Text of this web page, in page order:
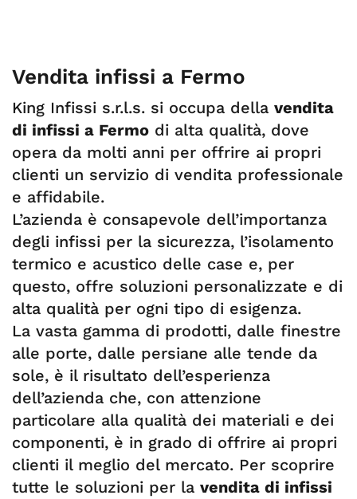
Vendita infissi a Fermo
King Infissi s.r.l.s. si occupa della vendita
di infissi a Fermo di alta qualità, dove
opera da molti anni per offrire ai propri
clienti un servizio di vendita professionale
e affidabile.
L’azienda è consapevole dell’importanza
degli infissi per la sicurezza, l’isolamento
termico e acustico delle case e, per
questo, offre soluzioni personalizzate e di
alta qualità per ogni tipo di esigenza.
La vasta gamma di prodotti, dalle finestre
alle porte, dalle persiane alle tende da
sole, è il risultato dell’esperienza
dell’azienda che, con attenzione
particolare alla qualità dei materiali e dei
componenti, è in grado di offrire ai propri
clienti il meglio del mercato. Per scoprire
tutte le soluzioni per la vendita di infissi